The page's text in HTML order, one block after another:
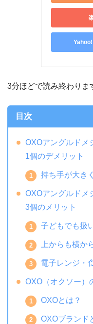
3分ほどで読み終わりま
目次
OXOアングルドメ
1個のデメリット
持ち手が大き
OXOアングルドメ
3個のメリット
子どもでも扱
上からも横か
電子レンジ・
OXO（オクソー）
OXOとは？
OXOブランド